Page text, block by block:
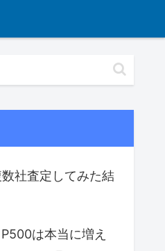
社査定してみた結
は本当に増え